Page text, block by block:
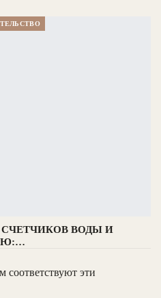
ВОДЫ И
соответствуют эти